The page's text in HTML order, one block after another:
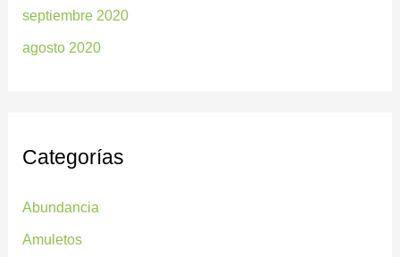
septiembre 2020
agosto 2020
Categorías
Abundancia
Amuletos